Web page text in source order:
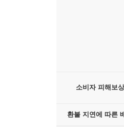
소비자 피해보상
환불 지연에 따른